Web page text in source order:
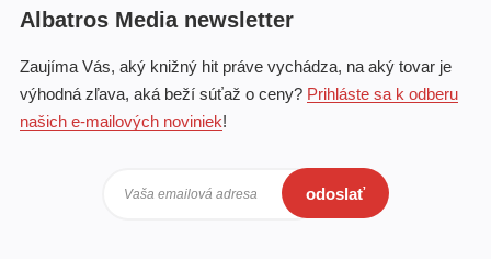
Albatros Media newsletter
Zaujíma Vás, aký knižný hit práve vychádza, na aký tovar je
výhodná zľava, aká beží súťaž o ceny? Prihláste sa k odberu
našich e-mailových noviniek!
Vaša emailová adresa odoslať